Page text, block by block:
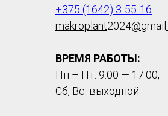
+375 (1642) 3-55-16
makroplant2024@gmail
ВРЕМЯ РАБОТЫ:
Пн – Пт: 9:00 — 17:00,
Сб, Вс: выходной